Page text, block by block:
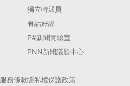
獨立特派員
有話好說
P#新聞實驗室
PNN新聞議題中心
服務條款隱私權保護政策